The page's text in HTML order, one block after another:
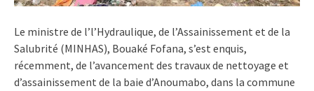
Le ministre de l’l’Hydraulique, de l’Assainissement et de la
Salubrité (MINHAS), Bouaké Fofana, s’est enquis,
récemment, de l’avancement des travaux de nettoyage et
d’assainissement de la baie d’Anoumabo, dans la commune